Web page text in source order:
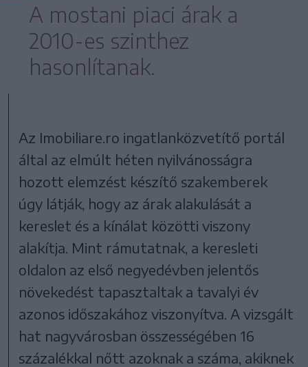
A mostani piaci árak a
2010-es szinthez
hasonlítanak.
Az Imobiliare.ro ingatlanközvetítő portál
által az elmúlt héten nyilvánosságra
hozott elemzést készítő szakemberek
úgy látják, hogy az árak alakulását a
kereslet és a kínálat közötti viszony
alakítja. Mint rámutatnak, a keresleti
oldalon az első negyedévben jelentős
növekedést tapasztaltak a tavalyi év
azonos időszakához viszonyítva. A vizsgált
hat nagyvárosban összességében 16
százalékkal nőtt azoknak a száma, akiknek